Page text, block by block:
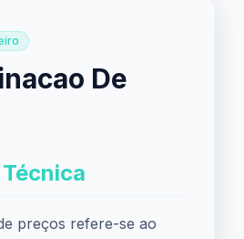
De
preços refere-se ao